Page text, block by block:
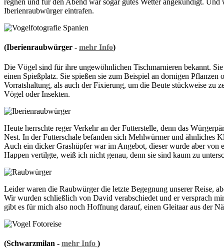
regnen und für den Abend war sogar gutes Wetter angekündigt.
Iberienraubwürger eintrafen.
(Iberienraubwürger - mehr Info)
Die Vögel sind für ihre ungewöhnlichen Tischmarnieren bekannt.
einen Spießplatz. Sie spießen sie zum Beispiel an dornigen
Vorratshaltung, als auch der Fixierung, um die Beute stückweise zu
Vögel oder Insekten.
Heute herrschte reger Verkehr an der Futterstelle, denn das
Nest. In der Futterschale befanden sich Mehlwürmer und ähnliches
Auch ein dicker Grashüpfer war im Angebot, dieser wurde aber von
Happen vertilgte, weiß ich nicht genau, denn sie sind kaum zu
Leider waren die Raubwürger die letzte Begegnung unserer Reise,
Wir wurden schließlich von David verabschiedet und er versprach
gibt es für mich also noch Hoffnung darauf, einen Gleitaar aus der
(Schwarzmilan - mehr Info )